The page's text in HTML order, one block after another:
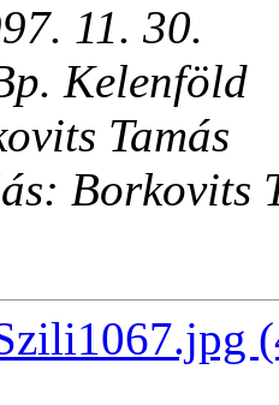
11. 30.
Kelenföld
Tamás
Borkovits